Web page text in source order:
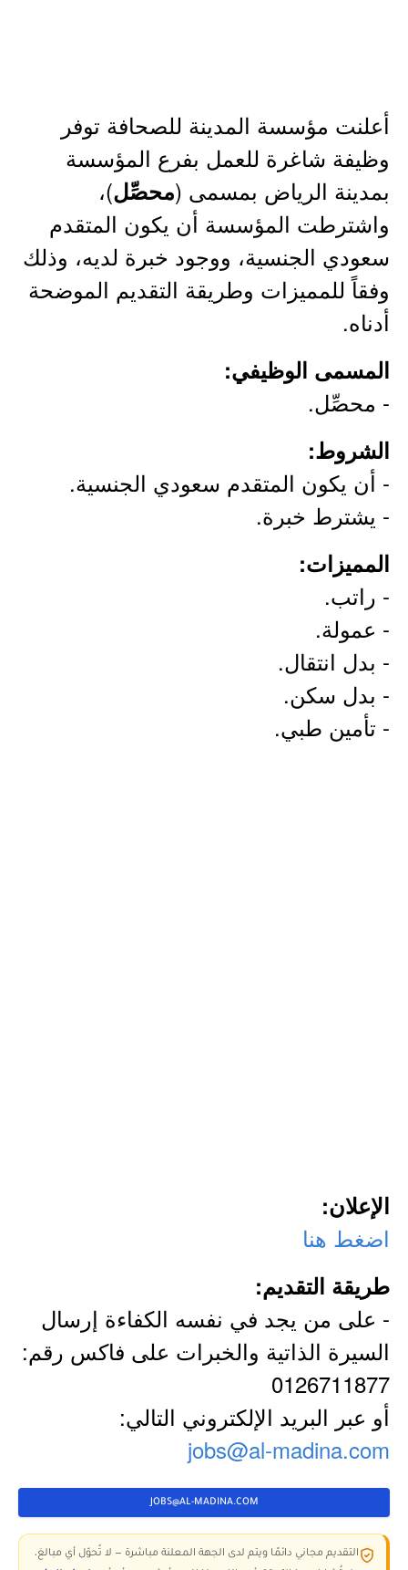
أعلنت مؤسسة المدينة للصحافة توفر
وظيفة شاغرة للعمل بفرع المؤسسة
بمدينة الرياض بمسمى (محصِّل)،
واشترطت المؤسسة أن يكون المتقدم
سعودي الجنسية، ووجود خبرة لديه، وذلك
وفقاً للمميزات وطريقة التقديم الموضحة
أدناه.
المسمى الوظيفي:
- محصِّل.
الشروط:
- أن يكون المتقدم سعودي الجنسية.
- يشترط خبرة.
المميزات:
- راتب.
- عمولة.
- بدل انتقال.
- بدل سكن.
- تأمين طبي.
الإعلان:
اضغط هنا
طريقة التقديم:
- على من يجد في نفسه الكفاءة إرسال
السيرة الذاتية والخبرات على فاكس رقم:
0126711877
أو عبر البريد الإلكتروني التالي:
jobs@al-madina.com
JOBS@AL-MADINA.COM
التقديم مجاني دائمًا ويتم لدى الجهة المعلنة مباشرة — لا تُحوّل أي مبالغ،